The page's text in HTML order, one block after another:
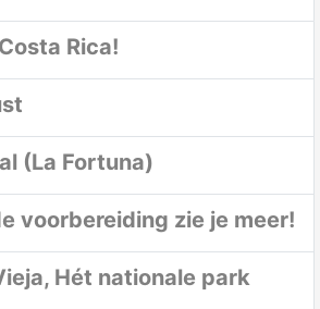
Rica!
(La Fortuna)
voorbereiding zie je meer!
Hét nationale park